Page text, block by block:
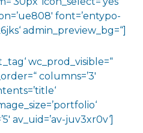
font=’entypo-
admin_preview_bg=“]
wc_prod_visible=“
columns=’3′
av_uid=’av-juv3xr0v‘]